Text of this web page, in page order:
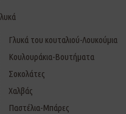
Γλυκά του κουταλιού-Λουκούμια
Κουλουράκια-Βουτήματα
Σοκολάτες
Χαλβάς
Παστέλια-Μπάρες